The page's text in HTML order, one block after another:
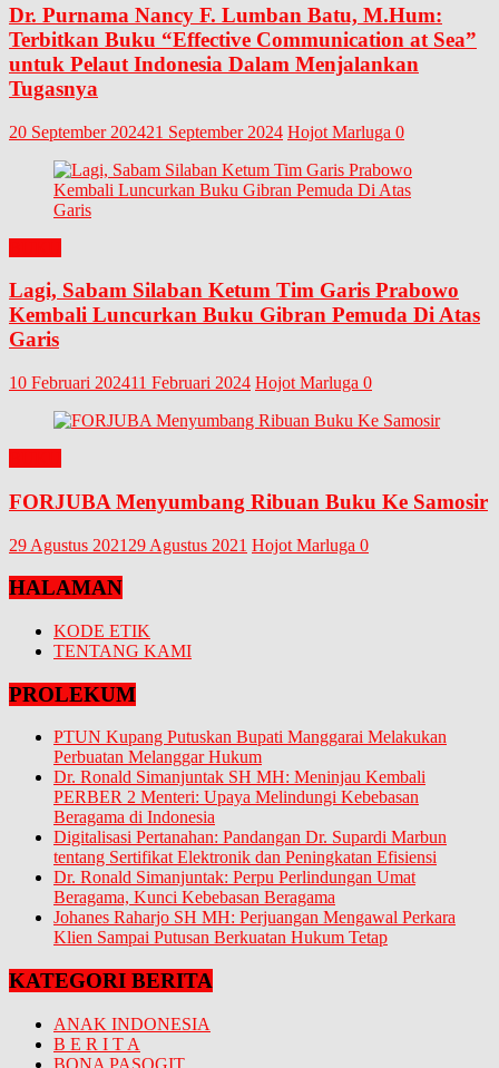
Dr. Purnama Nancy F. Lumban Batu, M.Hum:
Terbitkan Buku “Effective Communication at Sea”
untuk Pelaut Indonesia Dalam Menjalankan
Tugasnya
20 September 202421 September 2024 Hojot Marluga 0
Lagi, Sabam Silaban Ketum Tim Garis Prabowo
Kembali Luncurkan Buku Gibran Pemuda Di Atas
Garis
10 Februari 202411 Februari 2024 Hojot Marluga 0
FORJUBA Menyumbang Ribuan Buku Ke Samosir
29 Agustus 2021 29 Agustus 2021 Hojot Marluga 0
HALAMAN
KODE ETIK
TENTANG KAMI
PROLEKUM
PTUN Kupang Putuskan Bupati Manggarai Melakukan
Perbuatan Melanggar Hukum
Dr. Ronald Simanjuntak SH MH: Meninjau Kembali
PERBER 2 Menteri: Upaya Melindungi Kebebasan
Beragama di Indonesia
Digitalisasi Pertanahan: Pandangan Dr. Supardi Marbun
tentang Sertifikat Elektronik dan Peningkatan Efisiensi
Dr. Ronald Simanjuntak: Perpu Perlindungan Umat
Beragama, Kunci Kebebasan Beragama
Johanes Raharjo SH MH: Perjuangan Mengawal Perkara
Klien Sampai Putusan Berkuatan Hukum Tetap
KATEGORI BERITA
ANAK INDONESIA
B E R I T A
BONA PASOGIT